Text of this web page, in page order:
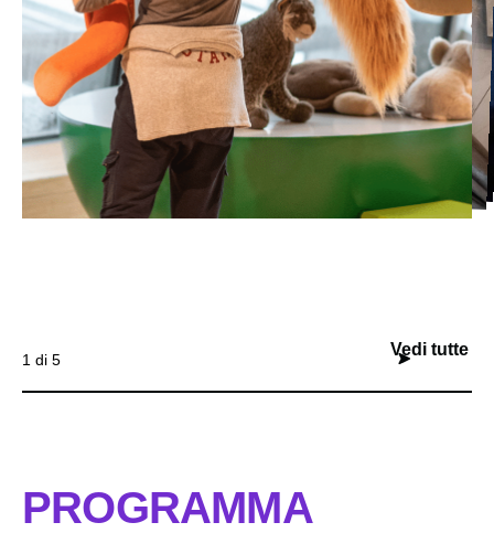
1 di 5
Vedi tutte
PROGRAMMA